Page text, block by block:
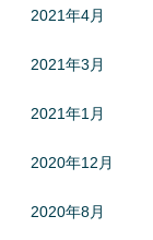
2021年4月
2021年3月
2021年1月
2020年12月
2020年8月